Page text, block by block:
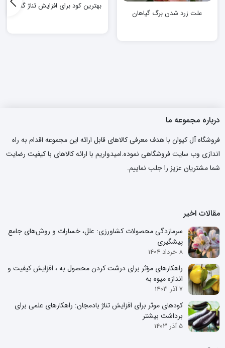
علت زرد شدن برگ گیاهان
بهترین کود برای افزایش تناژ گندم
درباره مجموعه ما
فروشگاه آل کیوان با هدف معرفی کالاهای قابل ارائه این مجموعه اقدام به راه
اندازی وب سایت فروشگاهی نموده.امیدواریم با ارائه کالاهای با کیفیت رضایت
شما مشتریان عزیز را جلب نماییم.
مقالات اخیر
سرمازدگی محصولات کشاورزی: علل، خسارات و روش‌های جامع
پیشگیری
8 خرداد 1404
راهکارهای مؤثر برای درشت کردن محصول به ، افزایش کیفیت و
اندازه میوه به
7 آذر 1403
کودهای موثر برای افزایش تناژ بادمجان: راهکارهای علمی برای
برداشت بیشتر
5 آذر 1403